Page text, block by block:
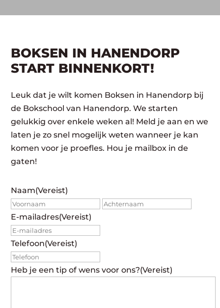
BOKSEN IN HANENDORP
START BINNENKORT!
Leuk dat je wilt komen Boksen in Hanendorp bij
de Bokschool van Hanendorp. We starten
gelukkig over enkele weken al! Meld je aan en we
laten je zo snel mogelijk weten wanneer je kan
komen voor je proefles. Hou je mailbox in de
gaten!
Naam(Vereist)
Voornaam
E-mailadres(Vereist)
Telefoon(Vereist)
Heb je een tip of wens voor ons?(Vereist)